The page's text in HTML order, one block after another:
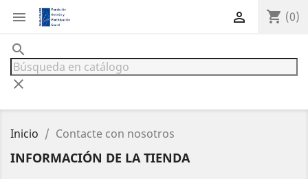
 shopping_cart (0)

search
clear
Inicio Contacte con nosotros
INFORMACIÓN DE LA TIENDA